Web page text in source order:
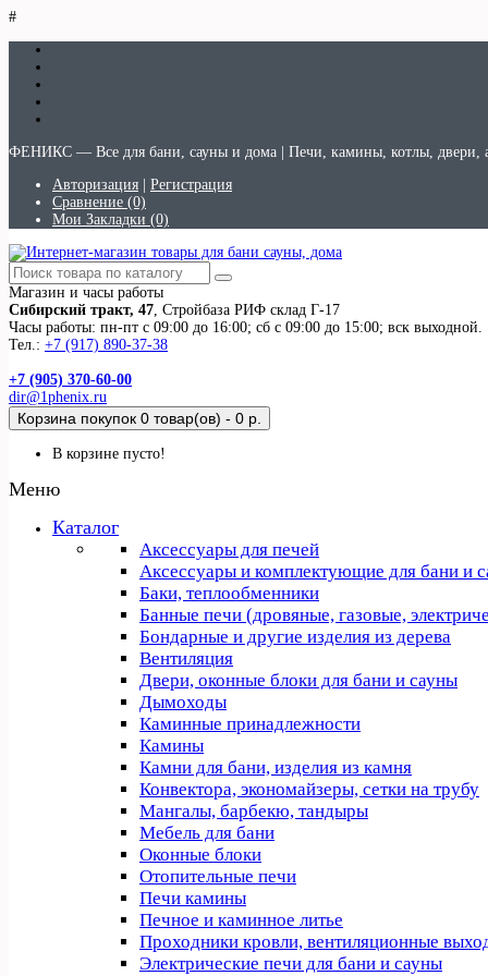
#
ФЕНИКС — Все для бани, сауны и дома | Печи, камины, котлы, двери,
Авторизация
Регистрация
Сравнение (0)
Мои Закладки (0)
Магазин и часы работы
Сибирский тракт, 47, Стройбаза РИФ склад Г-17
Часы работы: пн-пт с 09:00 до 16:00; сб с 09:00 до 15:00; вск выходной.
Тел.: +7 (917) 890-37-38
+7 (905) 370-60-00
dir@1phenix.ru
Корзина покупок 0 товар(ов) - 0 р.
В корзине пусто!
Меню
Каталог
Аксессуары для печей
Аксессуары и комплектующие для бани и
Баки, теплообменники
Банные печи (дровяные, газовые,
Бондарные и другие изделия из дерева
Вентиляция
Двери, оконные блоки для бани и сауны
Дымоходы
Каминные принадлежности
Камины
Камни для бани, изделия из камня
Конвектора, экономайзеры, сетки на трубу
Мангалы, барбекю, тандыры
Мебель для бани
Оконные блоки
Отопительные печи
Печи камины
Печное и каминное литье
Проходники кровли, вeнтиляционные
Электрические печи для бани и сауны